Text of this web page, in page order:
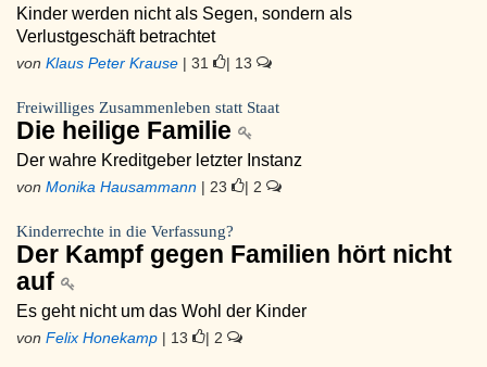
Kinder werden nicht als Segen, sondern als
Verlustgeschäft betrachtet
von Klaus Peter Krause | 31 | 13
Freiwilliges Zusammenleben statt Staat
Die heilige Familie
Der wahre Kreditgeber letzter Instanz
von Monika Hausammann | 23 | 2
Kinderrechte in die Verfassung?
Der Kampf gegen Familien hört nicht
auf
Es geht nicht um das Wohl der Kinder
von Felix Honekamp | 13 | 2